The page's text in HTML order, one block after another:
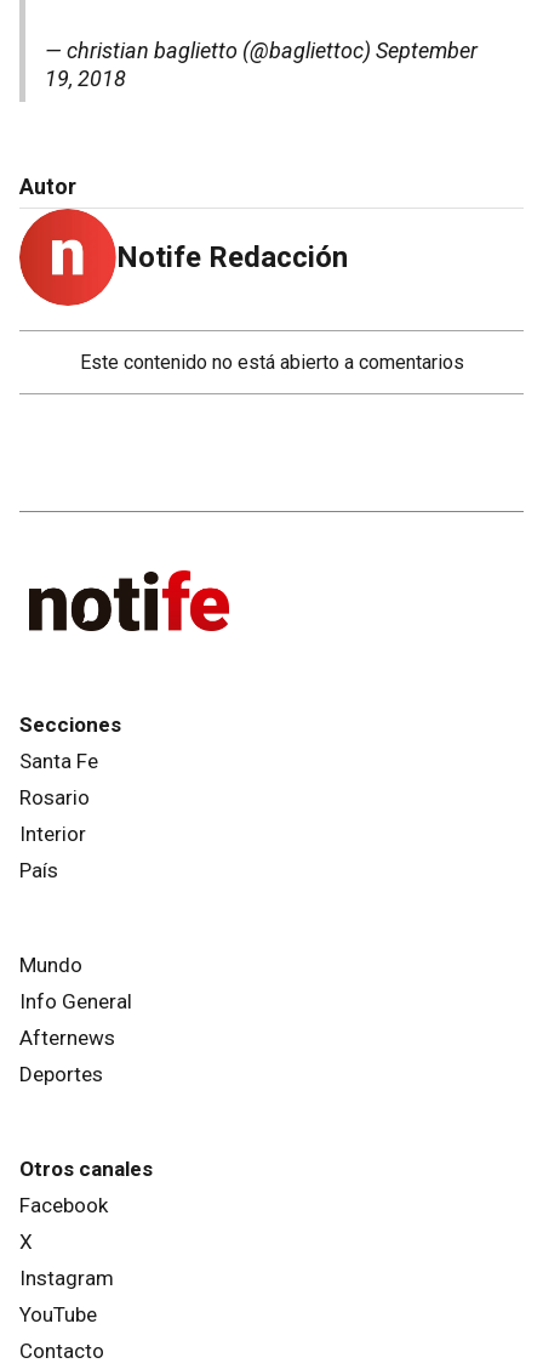
— christian baglietto (@bagliettoc) September
19, 2018
Autor
Notife Redacción
Este contenido no está abierto a comentarios
Secciones
Santa Fe
Rosario
Interior
País
Mundo
Info General
Afternews
Deportes
Otros canales
Facebook
X
Instagram
YouTube
Contacto